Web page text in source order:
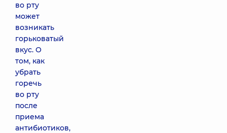
во рту
может
возникать
горьковатый
вкус. О
том, как
убрать
горечь
во рту
после
приема
антибиотиков,